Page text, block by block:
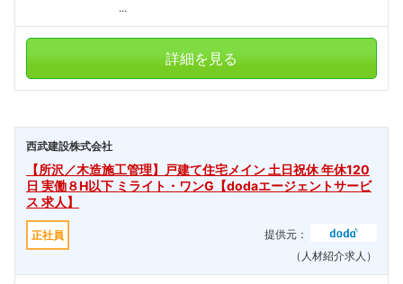
...
詳細を見る
西武建設株式会社
【所沢／木造施工管理】戸建て住宅メイン 土日祝休 年休120
日 実働８H以下 ミライト・ワンG【dodaエージェントサービ
ス 求人】
正社員
提供元：
（人材紹介求人）